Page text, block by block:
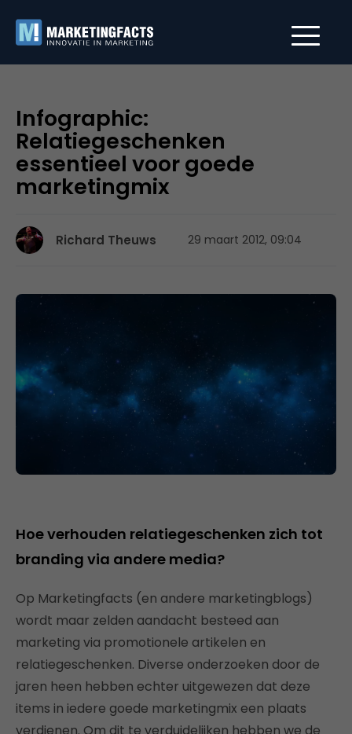
Infographic:
Relatiegeschenken
essentieel voor goede
marketingmix
Richard Theuws 29 maart 2012, 09:04
Hoe verhouden relatiegeschenken zich tot
branding via andere media?
Op Marketingfacts (en andere marketingblogs)
wordt maar zelden aandacht besteed aan
marketing via promotionele artikelen en
relatiegeschenken. Diverse onderzoeken door de
jaren heen hebben echter uitgewezen dat deze
items in iedere goede marketingmix een plaats
verdienen. Om dit te verduidelijken hebben we de